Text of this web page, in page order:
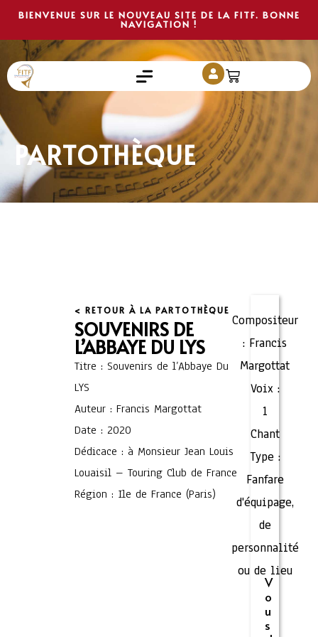
BIENVENUE SUR LE NOUVEAU SITE DE LA FITF. BONNE
NAVIGATION !
PARTOTHÈQUE
< RETOUR À LA PARTOTHÈQUE
SOUVENIRS DE
L’ABBAYE DU LYS
Titre : Souvenirs de l’Abbaye Du
LYS
Auteur : Francis Margottat
Date : 2020
Dédicace : à Monsieur Jean Louis
Louaisil – Touring Club de France
Région : Ile de France (Paris)
Compositeur
: Francis
Margottat
Voix :
1
Chant
Type :
Fanfare
d'équipage,
de
personnalité
ou de lieu
V
o
u
s